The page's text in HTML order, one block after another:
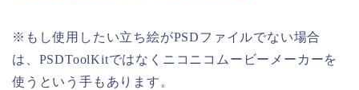
※もし使用したい立ち絵がPSDファイルでない場合
は、PSDToolKitではなくニコニコムービーメーカーを
使うという手もあります。